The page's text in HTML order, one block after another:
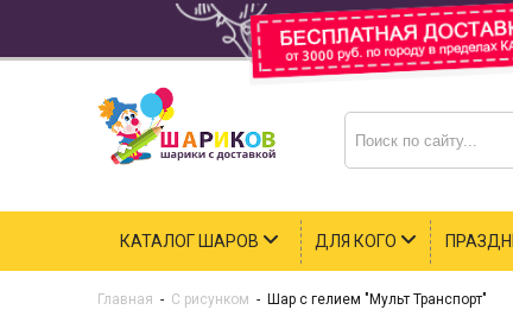
КАТАЛОГ ШАРОВ ДЛЯ КОГО
Главная - С рисунком - Шар с гелием "Мульт Транспорт"